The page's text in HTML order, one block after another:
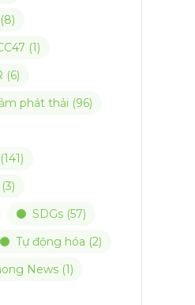
(8)
(1)
(6)
phát thải (96)
(141)
SDGs(57)
Tự động hóa (2)
News(1)